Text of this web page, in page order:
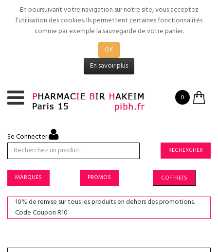
En poursuivant votre navigation sur notre site, vous acceptez
l’utilisation des cookies. Ils permettent certaines fonctionnalités
comme par exemple la sauvegarde de votre panier.
OK
En savoir plus
0
Se Connecter
RECHERCHER
MARQUES PROMOS COFFRETS
10% de remise sur tous les produits en dehors des promotions.
Code Coupon R10